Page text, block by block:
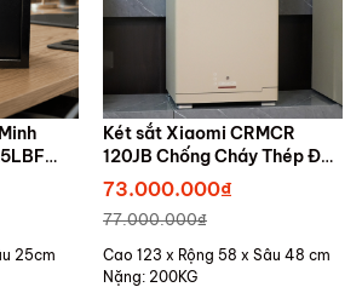
Cảnh
25cm
Két sắt Xiaomi CRMCR
120JB Chống Cháy Thép Đặc
Nguyên Khối, Mở Bằng Điện
Thoại
73.000.000₫
77.000.000₫
Cao 123 x Rộng 58 x Sâu 48 cm
Nặng: 200KG